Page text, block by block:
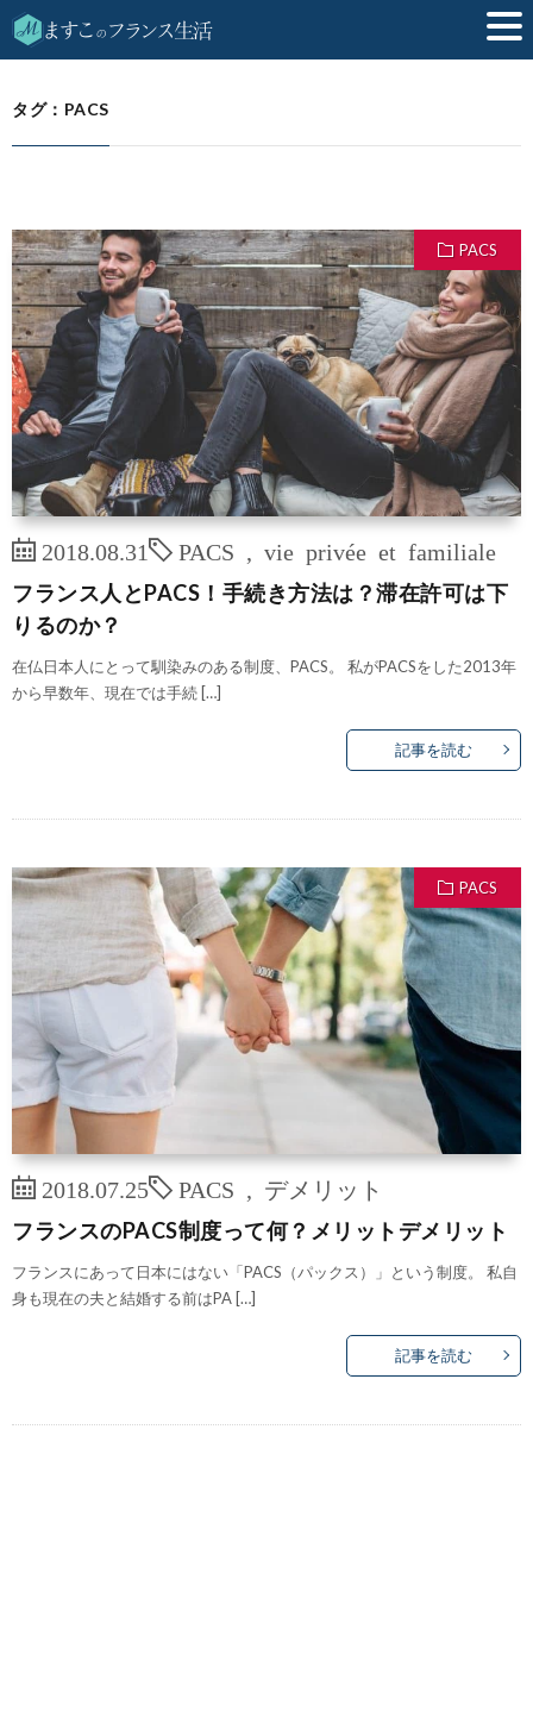
HOME PACS
タグ：PACS
PACS
2018.08.31 PACS vie privée et familiale
フランス人とPACS！手続き方法は？滞在許可は下
りるのか？
在仏日本人にとって馴染みのある制度、PACS。 私がPACSをした2013年
から早数年、現在では手続 […]
記事を読む
PACS
2018.07.25 PACS デメリット
フランスのPACS制度って何？メリットデメリット
フランスにあって日本にはない「PACS（パックス）」という制度。 私自
身も現在の夫と結婚する前はPA […]
記事を読む